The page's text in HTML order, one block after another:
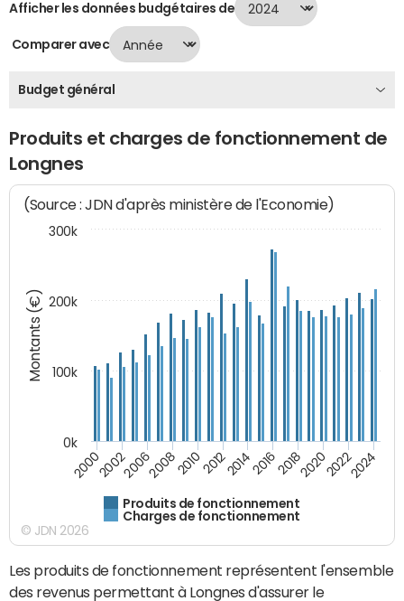
Afficher les données budgétaires de
Comparer avec
Budget général
Produits et charges de fonctionnement de
Longnes
Montants (€)
(Source : JDN d'après ministère de l'Economie)
Produits de fonctionnement
Charges de fonctionnement
200020022006200820102012201420162018202020222024
0k
100k
200k
300k
© JDN 2026
Les produits de fonctionnement représentent l'ensemble
des revenus permettant à Longnes d'assurer le